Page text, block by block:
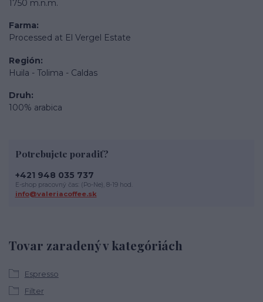
1750 m.n.m.
Farma
Processed at El Vergel Estate
Región
Huila - Tolima - Caldas
Druh
100% arabica
Tovar zaradený v kategóriách
Espresso
Filter
Potrebujete poradiť?
+421 948 035 737
E-shop pracovný čas: (Po-Ne), 8-19 hod.
info@valeriacoffee.sk